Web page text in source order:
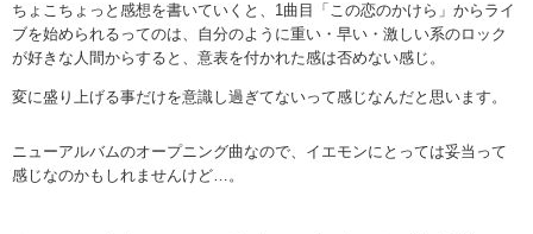
ちょこちょっと感想を書いていくと、1曲目「この恋のかけら」からライ
ブを始められるってのは、自分のように重い・早い・激しい系のロック
が好きな人間からすると、意表を付かれた感は否めない感じ。
変に盛り上げる事だけを意識し過ぎてないって感じなんだと思います。
ニューアルバムのオープニング曲なので、イエモンにとっては妥当って
感じなのかもしれませんけど…。